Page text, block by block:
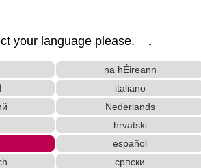
your language please. ↓
na hÉireann
italiano
Nederlands
hrvatski
español
српски